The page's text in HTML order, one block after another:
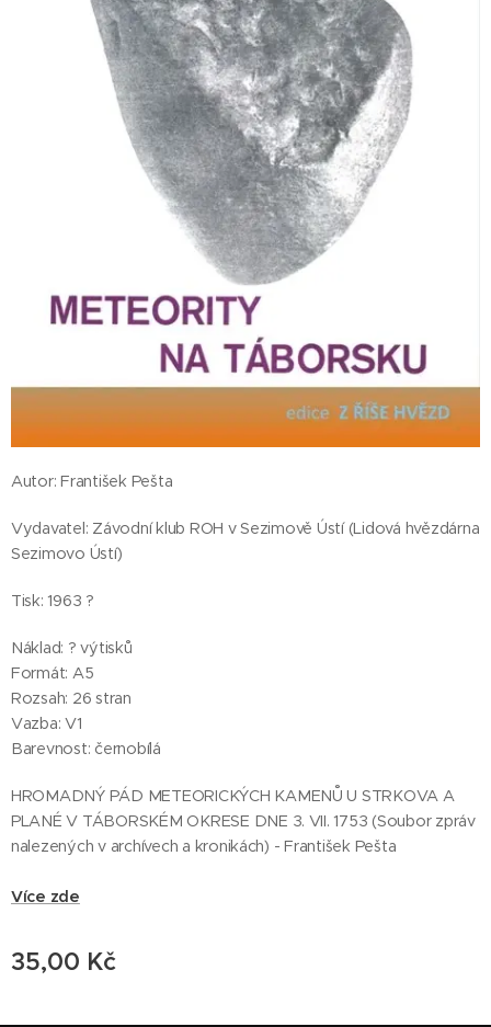
Autor: František Pešta
Vydavatel: Závodní klub ROH v Sezimově Ústí (Lidová hvězdárna
Sezimovo Ústí)
Tisk: 1963 ?
Náklad: ? výtisků
Formát: A5
Rozsah: 26 stran
Vazba: V1
Barevnost: černobílá
HROMADNÝ PÁD METEORICKÝCH KAMENŮ U STRKOVA A
PLANÉ V TÁBORSKÉM OKRESE DNE 3. VII. 1753 (Soubor zpráv
nalezených v archívech a kronikách) - František Pešta
Více zde
35,00 Kč